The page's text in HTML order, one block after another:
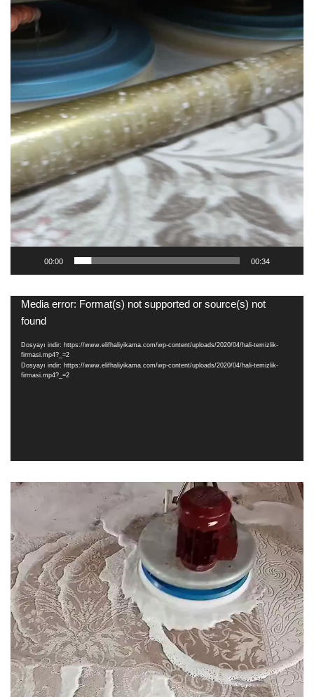
oynatıcı
00:00 00:34
Video
oynatıcı
Media error: Format(s) not supported or source(s) not
found
Dosyayı indir: https://www.elifhaliyikama.com/wp-content/uploads/2020/04/hali-temizlik-
firmasi.mp4?_=2
Dosyayı indir: https://www.elifhaliyikama.com/wp-content/uploads/2020/04/hali-temizlik-
firmasi.mp4?_=2
Video